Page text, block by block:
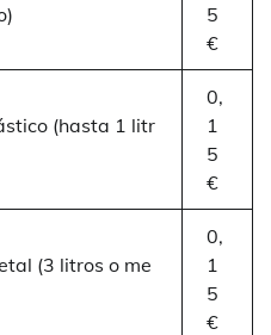
5
€
(hasta 1 litr
0,
1
5
€
(3 litros o me
0,
1
5
€